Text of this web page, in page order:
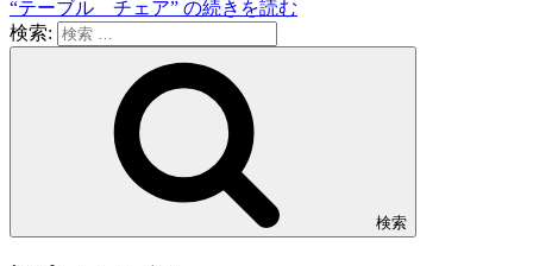
“テーブル チェア” の続きを読む
検索:
検索